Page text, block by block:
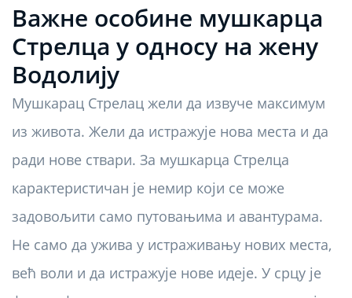
Важне особине мушкарца
Стрелца у односу на жену
Водолију
Мушкарац Стрелац жели да извуче максимум
из живота. Жели да истражује нова места и да
ради нове ствари. За мушкарца Стрелца
карактеристичан је немир који се може
задовољити само путовањима и авантурама.
Не само да ужива у истраживању нових места,
већ воли и да истражује нове идеје. У срцу је